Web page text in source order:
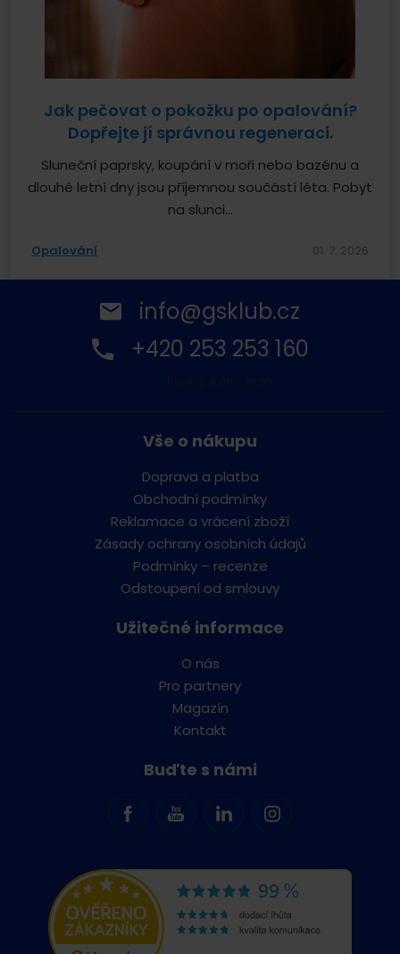
Jak pečovat o pokožku po opalování?
Dopřejte jí správnou regeneraci.
Sluneční paprsky, koupání v moři nebo bazénu a
dlouhé letní dny jsou příjemnou součástí léta. Pobyt
na slunci...
Opalování 01. 7. 2026
info@gsklub.cz
+420 253 253 160
Vše o nákupu
Doprava a platba
Obchodní podmínky
Reklamace a vrácení zboží
Zásady ochrany osobních údajů
Podmínky – recenze
Odstoupení od smlouvy
Užitečné informace
O nás
Pro partnery
Magazín
Kontakt
Buďte s námi